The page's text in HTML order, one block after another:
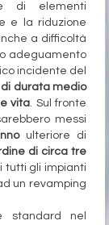
di elementi
e la riduzione
a difficoltà
adeguamento
incidente del
durata medio
vita. Sul fronte
messi
ulteriore di
di circa tre
tutti gli impianti
un revamping
standard nel